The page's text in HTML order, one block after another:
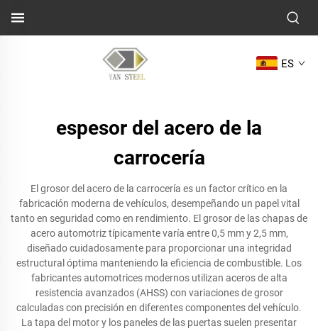
ES
espesor del acero de la
carrocería
El grosor del acero de la carrocería es un factor crítico en la
fabricación moderna de vehículos, desempeñando un papel vital
tanto en seguridad como en rendimiento. El grosor de las chapas de
acero automotriz típicamente varía entre 0,5 mm y 2,5 mm,
diseñado cuidadosamente para proporcionar una integridad
estructural óptima manteniendo la eficiencia de combustible. Los
fabricantes automotrices modernos utilizan aceros de alta
resistencia avanzados (AHSS) con variaciones de grosor
calculadas con precisión en diferentes componentes del vehículo.
La tapa del motor y los paneles de las puertas suelen presentar